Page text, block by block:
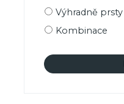
Výhradně prsty
Kombinace